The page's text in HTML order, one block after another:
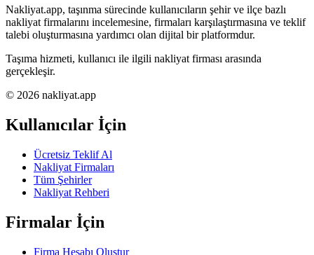
Nakliyat.app, taşınma sürecinde kullanıcıların şehir ve ilçe bazlı
nakliyat firmalarını incelemesine, firmaları karşılaştırmasına ve teklif
talebi oluşturmasına yardımcı olan dijital bir platformdur.
Taşıma hizmeti, kullanıcı ile ilgili nakliyat firması arasında
gerçekleşir.
© 2026 nakliyat.app
Kullanıcılar İçin
Ücretsiz Teklif Al
Nakliyat Firmaları
Tüm Şehirler
Nakliyat Rehberi
Firmalar İçin
Firma Hesabı Oluştur